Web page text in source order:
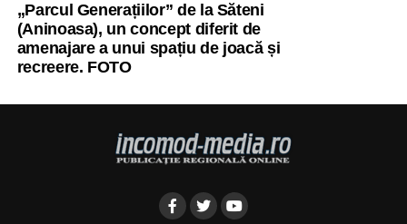
„Parcul Generațiilor” de la Săteni
(Aninoasa), un concept diferit de
amenajare a unui spațiu de joacă și
recreere. FOTO